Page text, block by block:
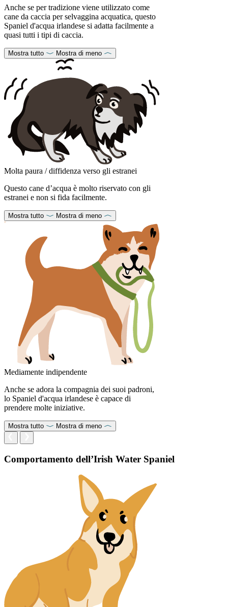
Anche se per tradizione viene utilizzato come
cane da caccia per selvaggina acquatica, questo
Spaniel d'acqua irlandese si adatta facilmente a
quasi tutti i tipi di caccia.
Mostra tutto Mostra di meno
Molta paura / diffidenza verso gli estranei
Questo cane d’acqua è molto riservato con gli
estranei e non si fida facilmente.
Mostra tutto Mostra di meno
Mediamente indipendente
Anche se adora la compagnia dei suoi padroni,
lo Spaniel d'acqua irlandese è capace di
prendere molte iniziative.
Mostra tutto Mostra di meno
Comportamento dell’Irish Water Spaniel